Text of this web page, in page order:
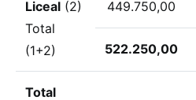
Liceal (2)
Total
(1+2)
449.750,00
522.250,00
Total